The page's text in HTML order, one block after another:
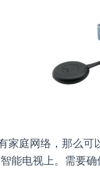
家庭网络，那么
能电视上。需要